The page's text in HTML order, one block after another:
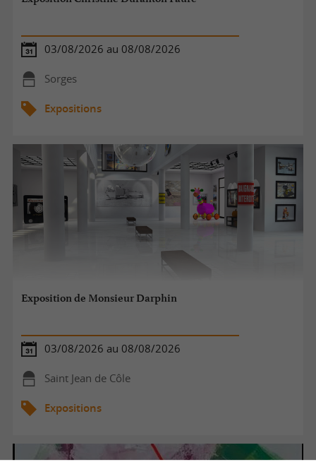
03/08/2026 au 08/08/2026
Sorges
Expositions
Exposition de Monsieur Darphin
03/08/2026 au 08/08/2026
Saint Jean de Côle
Expositions